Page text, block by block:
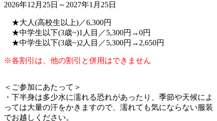
2026年12月25日～2027年1月25日
★大人(高校生以上)／6,300円
★中学生以下(3歳~)1人目／5,300円→0円
★中学生以下(3歳~)2人目／5,300円→2,650円
※各割引は、他の割引と併用はできません
＜ご参加にあたって＞
・下半身は多少水に濡れる恐れがあったり、季節や天候によ
っては大量の汗をかきますので、濡れても気にならない服装
でお越しください。